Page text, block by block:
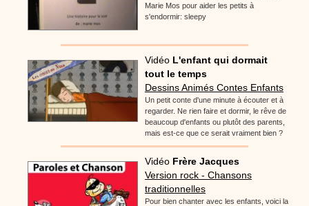
Marie Mos pour aider les petits à
s'endormir: sleepy
Vidéo L'enfant qui dormait
tout le temps
Dessins Animés Contes Enfants
Un petit conte d'une minute à écouter et à
regarder. Ne rien faire et dormir, le rêve de
beaucoup d'enfants ou plutôt des parents,
mais est-ce que ce serait vraiment bien ?
Vidéo Frère Jacques
Version rock - Chansons
traditionnelles
Pour bien chanter avec les enfants, voici la